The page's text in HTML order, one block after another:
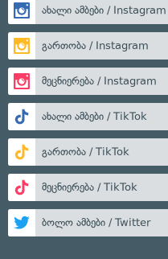
ახალი ამბები / Instagram
გართობა / Instagram
მეცნიერება / Instagram
ახალი ამბები / TikTok
გართობა / TikTok
მეცნიერება / TikTok
ბოლო ამბები / Twitter